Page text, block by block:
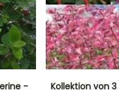
- Kollektion von